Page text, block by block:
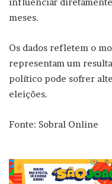
meses.
Os dados refletem o
representam um
político pode sofrer
eleições.
Fonte: Sobral Online